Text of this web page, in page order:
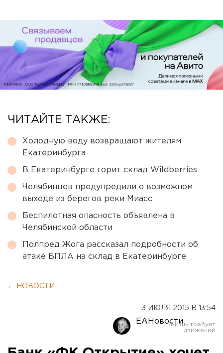
ЧИТАЙТЕ ТАКЖЕ:
Холодную воду возвращают жителям
Екатеринбурга
В Екатеринбурге горит склад Wildberries
Челябинцев предупредили о возможном
выходе из берегов реки Миасс
Беспилотная опасность объявлена в
Челябинской области
Полпред Жога рассказал подробности об
атаке БПЛА на склад в Екатеринбурге
← НОВОСТИ
3 ИЮЛЯ 2015 В 13:54
ЕАНовости